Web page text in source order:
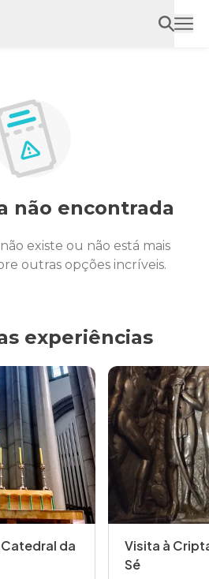
não encontrada
existe ou não está mais
outras opções incríveis.
experiências
da
Visita à
Sé